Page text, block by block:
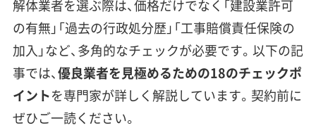
私がこれまで見てきたトラブルで
特に多いのが、浄心や那古野のよう
な昔ながらの密集地での工事です。
道が狭いため、見積もりに「小運搬
費用」や「交通誘導員」の項目がきち
解体業者を選ぶ際は、価格だけでなく「建設業許可
の有無」「過去の行政処分歴」「工事賠償責任保険の
加入」など、多角的なチェックが必要です。以下の記
事では、優良業者を見極めるための18のチェックポ
イントを専門家が詳しく解説しています。契約前に
ぜひご一読ください。